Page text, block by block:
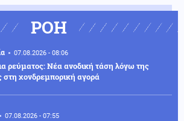
ΡΟΗ
07.08.2026 - 08:06
ρεύματος: Νέα ανοδική τάση λόγω της
χονδρεμπορική αγορά
07.08.2026 - 07:55